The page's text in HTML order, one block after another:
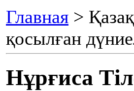
Главная >
қосылған
Нұрғиса